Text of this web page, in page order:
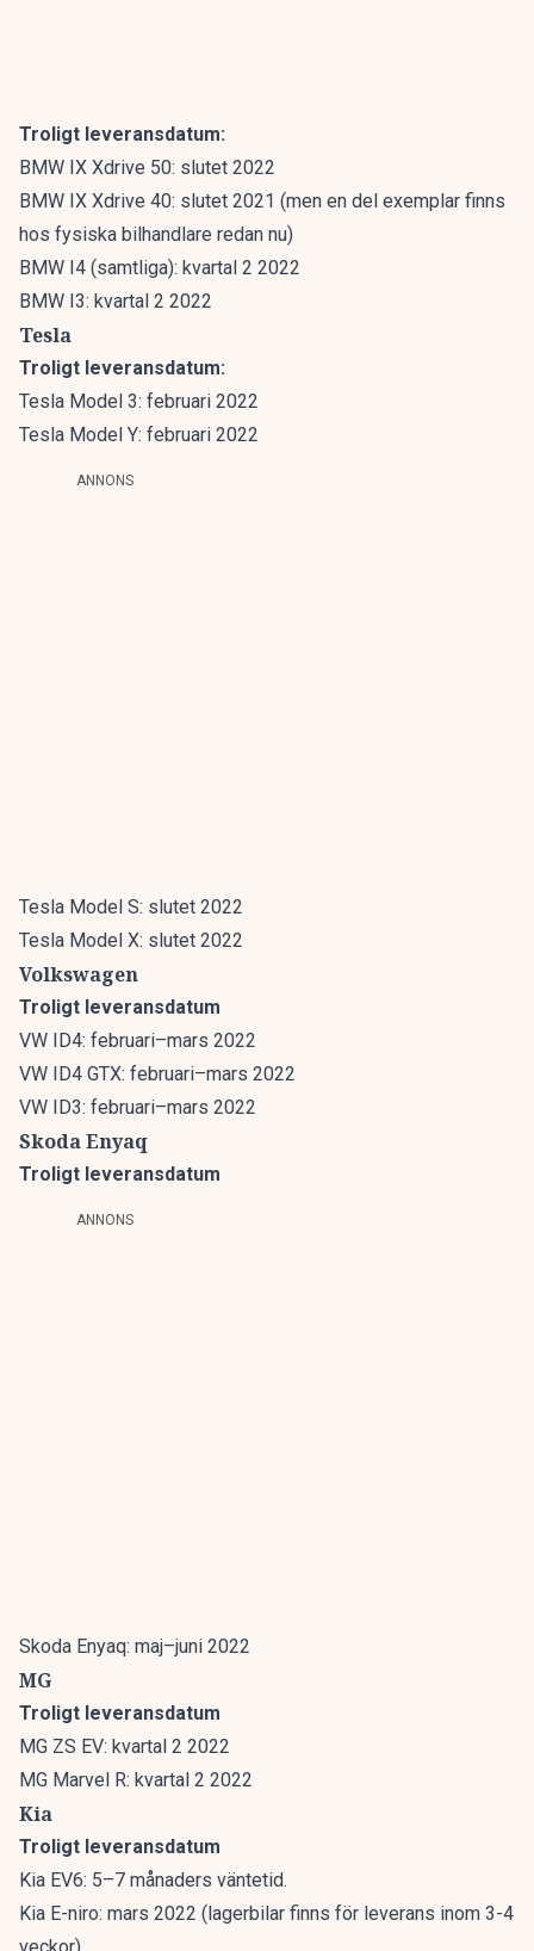
Troligt leveransdatum:
BMW IX Xdrive 50: slutet 2022
BMW IX Xdrive 40: slutet 2021 (men en del exemplar finns
hos fysiska bilhandlare redan nu)
BMW I4 (samtliga): kvartal 2 2022
BMW I3: kvartal 2 2022
Tesla
Troligt leveransdatum:
Tesla Model 3: februari 2022
Tesla Model Y: februari 2022
ANNONS
Tesla Model S: slutet 2022
Tesla Model X: slutet 2022
Volkswagen
Troligt leveransdatum
VW ID4: februari–mars 2022
VW ID4 GTX: februari–mars 2022
VW ID3: februari–mars 2022
Skoda Enyaq
Troligt leveransdatum
ANNONS
Skoda Enyaq: maj–juni 2022
MG
Troligt leveransdatum
MG ZS EV: kvartal 2 2022
MG Marvel R: kvartal 2 2022
Kia
Troligt leveransdatum
Kia EV6: 5–7 månaders väntetid.
Kia E-niro: mars 2022 (lagerbilar finns för leverans inom 3-4